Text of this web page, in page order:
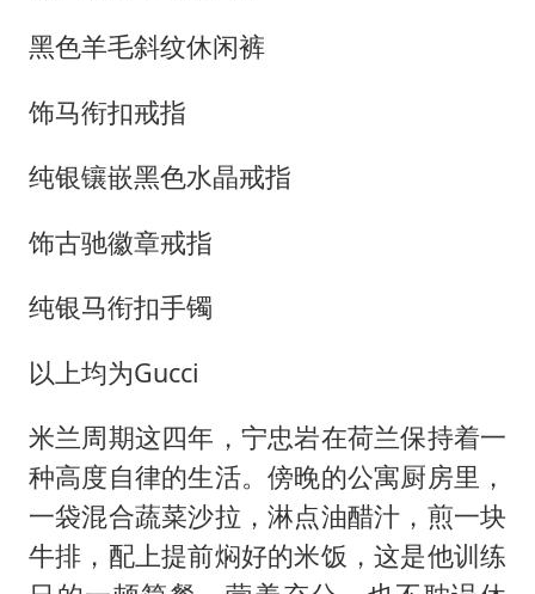
黑色羊毛斜纹休闲裤
饰马衔扣戒指
纯银镶嵌黑色水晶戒指
饰古驰徽章戒指
纯银马衔扣手镯
以上均为Gucci
米兰周期这四年，宁忠岩在荷兰保持着一
种高度自律的生活。傍晚的公寓厨房里，
一袋混合蔬菜沙拉，淋点油醋汁，煎一块
牛排，配上提前焖好的米饭，这是他训练